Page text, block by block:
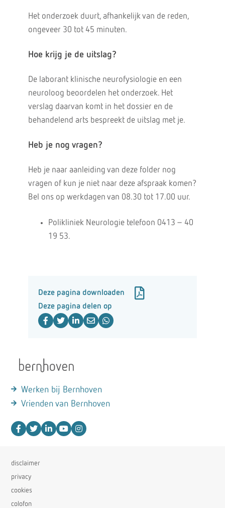
Het onderzoek duurt, afhankelijk van de reden,
ongeveer 30 tot 45 minuten.
Hoe krijg je de uitslag?
De laborant klinische neurofysiologie en een
neuroloog beoordelen het onderzoek. Het
verslag daarvan komt in het dossier en de
behandelend arts bespreekt de uitslag met je.
Heb je nog vragen?
Heb je naar aanleiding van deze folder nog
vragen of kun je niet naar deze afspraak komen?
Bel ons op werkdagen van 08.30 tot 17.00 uur.
Polikliniek Neurologie telefoon 0413 – 40
19 53.
Deze pagina downloaden
Deze pagina delen op
Werken bij Bernhoven
Vrienden van Bernhoven
disclaimer
privacy
cookies
colofon